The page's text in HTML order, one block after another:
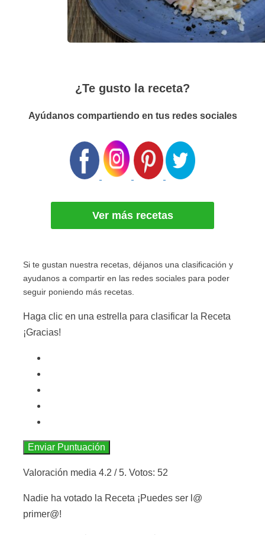
¿Te gusto la receta?
Ayúdanos compartiendo en tus redes sociales
Ver más recetas
Si te gustan nuestra recetas, déjanos una clasificación y
ayudanos a compartir en las redes sociales para poder
seguir poniendo más recetas.
Haga clic en una estrella para clasificar la Receta
¡Gracias!
Enviar Puntuación
Valoración media 4.2 / 5. Votos: 52
Nadie ha votado la Receta ¡Puedes ser l@
primer@!